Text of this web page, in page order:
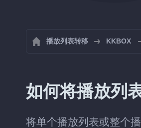
播放列表转移 KKBOX
如何将播放列
将单个播放列表或整个